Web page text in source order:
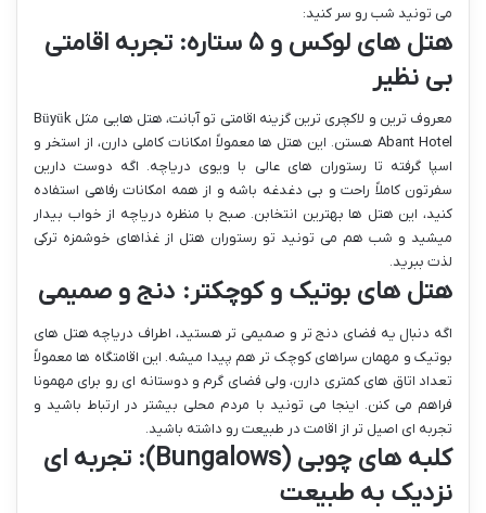
می تونید شب رو سر کنید:
هتل های لوکس و ۵ ستاره: تجربه اقامتی
بی نظیر
معروف ترین و لاکچری ترین گزینه اقامتی تو آبانت، هتل هایی مثل Büyük
Abant Hotel هستن. این هتل ها معمولاً امکانات کاملی دارن، از استخر و
اسپا گرفته تا رستوران های عالی با ویوی دریاچه. اگه دوست دارین
سفرتون کاملاً راحت و بی دغدغه باشه و از همه امکانات رفاهی استفاده
کنید، این هتل ها بهترین انتخابن. صبح با منظره دریاچه از خواب بیدار
میشید و شب هم می تونید تو رستوران هتل از غذاهای خوشمزه ترکی
لذت ببرید.
هتل های بوتیک و کوچکتر: دنج و صمیمی
اگه دنبال یه فضای دنج تر و صمیمی تر هستید، اطراف دریاچه هتل های
بوتیک و مهمان سراهای کوچک تر هم پیدا میشه. این اقامتگاه ها معمولاً
تعداد اتاق های کمتری دارن، ولی فضای گرم و دوستانه ای رو برای مهمونا
فراهم می کنن. اینجا می تونید با مردم محلی بیشتر در ارتباط باشید و
تجربه ای اصیل تر از اقامت در طبیعت رو داشته باشید.
کلبه های چوبی (Bungalows): تجربه ای
نزدیک به طبیعت